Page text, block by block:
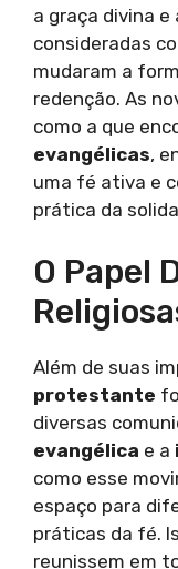
a graça divina
consideradas
mudaram a
redenção. As
como a que
evangélicas,
uma fé ativa e
prática da
O Papel
Além de suas
protestante
diversas
evangélica e a
como esse
espaço para
práticas da fé.
reunissem em